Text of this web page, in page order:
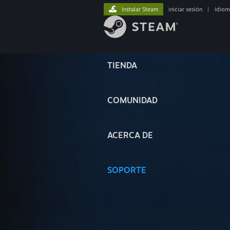
TIENDA
COMUNIDAD
ACERCA DE
SOPORTE
Instalar Steam iniciar sesión